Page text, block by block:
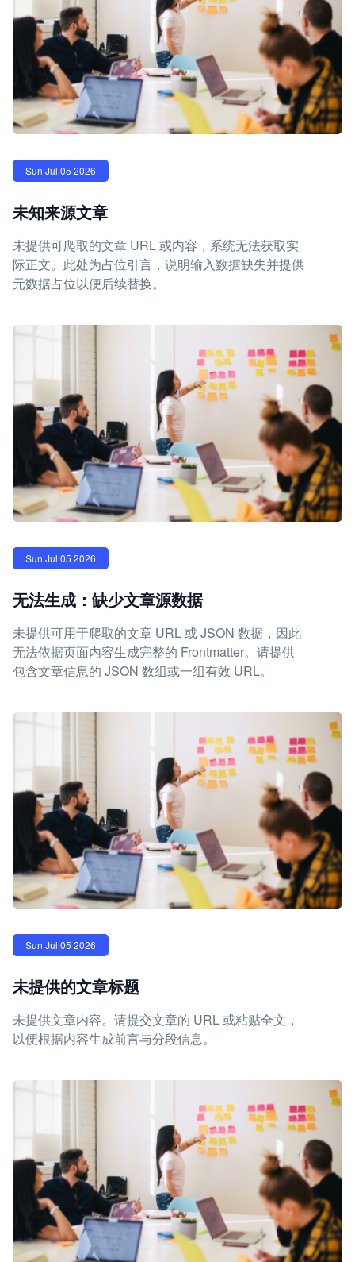
Sun Jul 05 2026
未知来源文章
未提供可爬取的文章 URL 或内容，系统无法获取实
际正文。此处为占位引言，说明输入数据缺失并提供
元数据占位以便后续替换。
Sun Jul 05 2026
无法生成：缺少文章源数据
未提供可用于爬取的文章 URL 或 JSON 数据，因此
无法依据页面内容生成完整的 Frontmatter。请提供
包含文章信息的 JSON 数组或一组有效 URL。
Sun Jul 05 2026
未提供的文章标题
未提供文章内容。请提交文章的 URL 或粘贴全文，
以便根据内容生成前言与分段信息。